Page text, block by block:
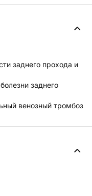
заднего прохода и
заднего
венозный тромбоз